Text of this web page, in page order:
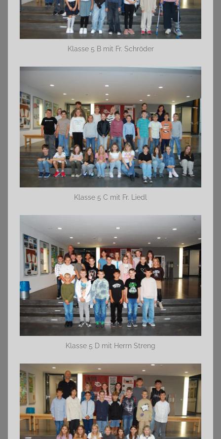
Klasse 5 B mit Fr. Schröder
Klasse 5 C mit Fr. Liedl
Klasse 5 D mit Herrn Streng